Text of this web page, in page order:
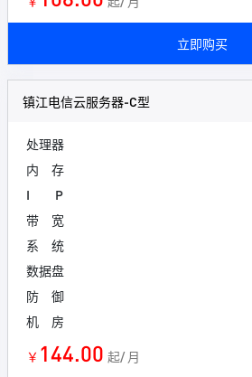
立即购买
镇江电信云服务器-C型
处理器
内 存
I P
带 宽
系 统
数据盘
防 御
机 房
￥ 144.00 起/ 月